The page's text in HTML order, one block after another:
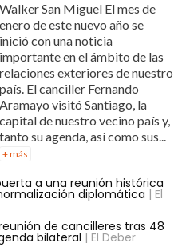
Walker San Miguel El mes de
enero de este nuevo año se
inició con una noticia
importante en el ámbito de las
relaciones exteriores de nuestro
país. El canciller Fernando
Aramayo visitó Santiago, la
capital de nuestro vecino país y,
tanto su agenda, así como sus...
+ más
a una reunión histórica
diplomática | El
de cancilleres tras 48
bilateral | El Deber